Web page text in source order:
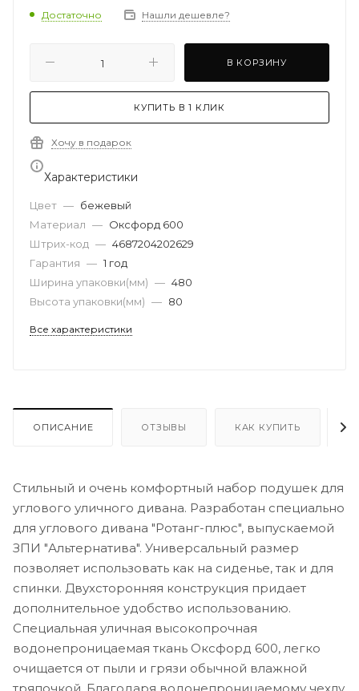
Достаточно Нашли дешевле?
В КОРЗИНУ
КУПИТЬ В 1 КЛИК
Хочу в подарок
Характеристики
Цвет — бежевый
Материал — Оксфорд 600
Штрих-код — 4687204202629
Гарантия — 1 год
Ширина упаковки(мм) — 480
Высота упаковки(мм) — 80
Все характеристики
ОПИСАНИЕ ОТЗЫВЫ КАК КУПИТЬ
Стильный и очень комфортный набор подушек для
углового уличного дивана. Разработан специально
для углового дивана "Ротанг-плюс", выпускаемой
ЗПИ "Альтернатива". Универсальный размер
позволяет использовать как на сиденье, так и для
спинки. Двухсторонняя конструкция придает
дополнительное удобство использованию.
Специальная уличная высокопрочная
водонепроницаемая ткань Оксфорд 600, легко
очищается от пыли и грязи обычной влажной